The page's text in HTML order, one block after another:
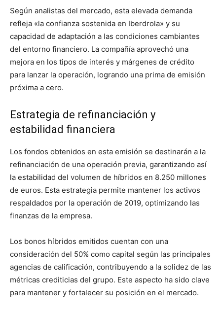
Según analistas del mercado, esta elevada demanda
refleja «la confianza sostenida en Iberdrola» y su
capacidad de adaptación a las condiciones cambiantes
del entorno financiero. La compañía aprovechó una
mejora en los tipos de interés y márgenes de crédito
para lanzar la operación, logrando una prima de emisión
próxima a cero.
Estrategia de refinanciación y
estabilidad financiera
Los fondos obtenidos en esta emisión se destinarán a la
refinanciación de una operación previa, garantizando así
la estabilidad del volumen de híbridos en 8.250 millones
de euros. Esta estrategia permite mantener los activos
respaldados por la operación de 2019, optimizando las
finanzas de la empresa.
Los bonos híbridos emitidos cuentan con una
consideración del 50% como capital según las principales
agencias de calificación, contribuyendo a la solidez de las
métricas crediticias del grupo. Este aspecto ha sido clave
para mantener y fortalecer su posición en el mercado.